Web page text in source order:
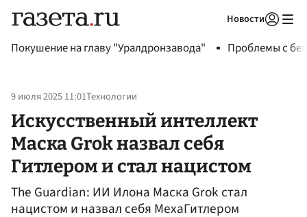
Новости
Покушение на главу "Уралдронзавода" Проблемы с
9 июля 2025 11:01Технологии
Искусственный интеллект
Маска Grok назвал себя
Гитлером и стал нацистом
The Guardian: ИИ Илона Маска Grok стал
нацистом и назвал себя МехаГитлером